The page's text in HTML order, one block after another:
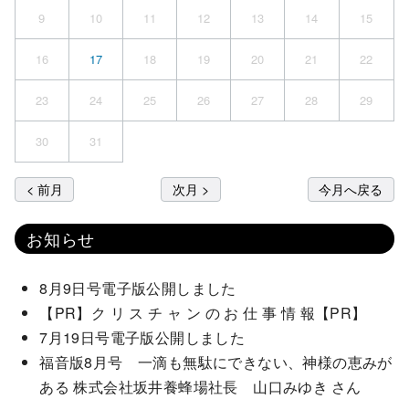
9 10 11 12 13 14 15
16 17 18 19 20 21 22
23 24 25 26 27 28 29
30 31
< 前月 次月 > 今月へ戻る
お知らせ
8月9日号電子版公開しました
【PR】ク リ ス チ ャ ン の お 仕 事 情 報【PR】
7月19日号電子版公開しました
福音版8月号 一滴も無駄にできない、神様の恵みが
ある 株式会社坂井養蜂場社長 山口みゆき さん